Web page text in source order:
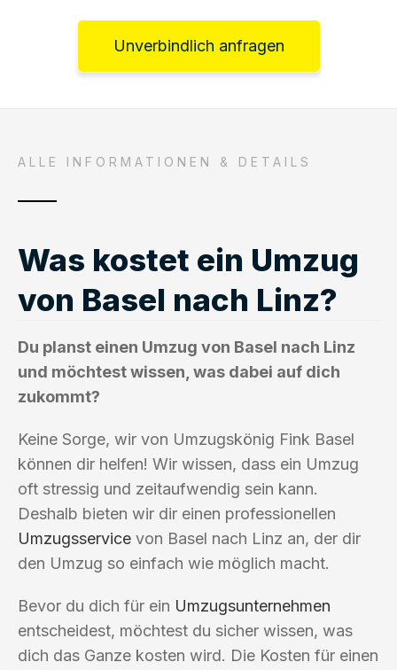
Unverbindlich anfragen
ALLE INFORMATIONEN & DETAILS
Was kostet ein Umzug
von Basel nach Linz?
Du planst einen Umzug von Basel nach Linz
und möchtest wissen, was dabei auf dich
zukommt?
Keine Sorge, wir von Umzugskönig Fink Basel
können dir helfen! Wir wissen, dass ein Umzug
oft stressig und zeitaufwendig sein kann.
Deshalb bieten wir dir einen professionellen
Umzugsservice von Basel nach Linz an, der dir
den Umzug so einfach wie möglich macht.
Bevor du dich für ein Umzugsunternehmen
entscheidest, möchtest du sicher wissen, was
dich das Ganze kosten wird. Die Kosten für einen